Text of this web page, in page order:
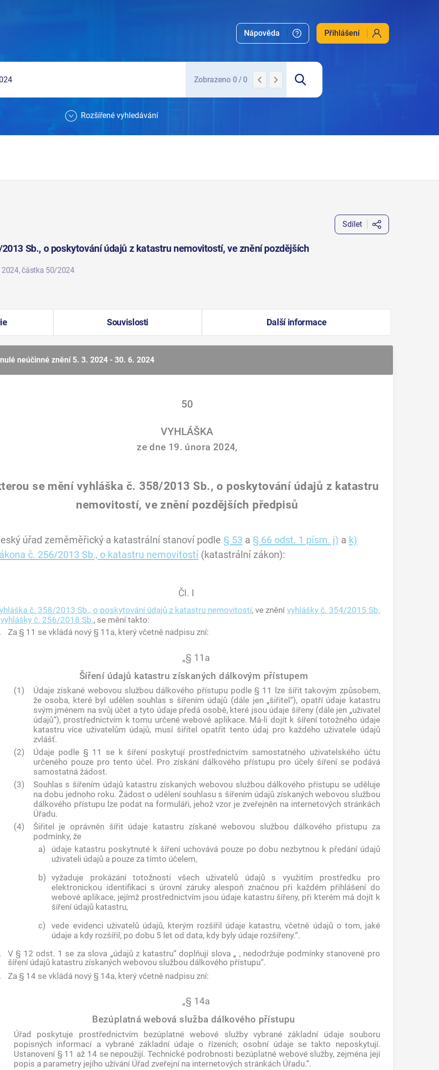
Nápověda Přihlášení
Zobrazeno 0 / 0
Rozšířené vyhledávání
Sb., o poskytování údajů z katastru nemovitostí, ve znění pozdějších
2024, částka 50/2024
Sdílet
Souvislosti Další informace
neúčinné znění5. 3. 2024 - 30. 6. 2024
50
VYHLÁŠKA
ze dne 19. února 2024,
se mění vyhláška č. 358/2013 Sb., o poskytování údajů z katastru
nemovitostí, ve znění pozdějších předpisů
úřad zeměměřický a katastrální stanoví podle § 53 a § 66 odst. 1 písm. j) a k)
č. 256/2013 Sb., o katastru nemovitostí (katastrální zákon):
Čl. I
č. 358/2013 Sb., o poskytování údajů z katastru nemovitostí, ve znění vyhlášky č. 354/2015 Sb.
vyhlášky č. 256/2018 Sb., se mění takto:
Za § 11 se vkládá nový § 11a, který včetně nadpisu zní:
„§ 11a
Šíření údajů katastru získaných dálkovým přístupem
(1)
Údaje získané webovou službou dálkového přístupu podle § 11 lze šířit takovým způsobem,
že osoba, které byl udělen souhlas s šířením údajů (dále jen „šiřitel“), opatří údaje katastru
svým jménem na svůj účet a tyto údaje předá osobě, které jsou údaje šířeny (dále jen „uživatel
údajů“), prostřednictvím k tomu určené webové aplikace. Má-li dojít k šíření totožného údaje
katastru více uživatelům údajů, musí šiřitel opatřit tento údaj pro každého uživatele údajů
zvlášť.
(2)
Údaje podle § 11 se k šíření poskytují prostřednictvím samostatného uživatelského účtu
určeného pouze pro tento účel. Pro získání dálkového přístupu pro účely šíření se podává
samostatná žádost.
(3)
Souhlas s šířením údajů katastru získaných webovou službou dálkového přístupu se uděluje
na dobu jednoho roku. Žádost o udělení souhlasu s šířením údajů získaných webovou službou
dálkového přístupu lze podat na formuláři, jehož vzor je zveřejněn na internetových stránkách
Úřadu.
(4)
Šiřitel je oprávněn šířit údaje katastru získané webovou službou dálkového přístupu za
podmínky, že
a)
údaje katastru poskytnuté k šíření uchovává pouze po dobu nezbytnou k předání údajů
uživateli údajů a pouze za tímto účelem,
b)
vyžaduje prokázání totožnosti všech uživatelů údajů s využitím prostředku pro
elektronickou identifikaci s úrovní záruky alespoň značnou při každém přihlášení do
webové aplikace, jejímž prostřednictvím jsou údaje katastru šířeny, při kterém má dojít k
šíření údajů katastru,
c)
vede evidenci uživatelů údajů, kterým rozšířil údaje katastru, včetně údajů o tom, jaké
údaje a kdy rozšířil, po dobu 5 let od data, kdy byly údaje rozšířeny.“.
V § 12 odst. 1 se za slova „údajů z katastru“ doplňují slova „ , nedodržuje podmínky stanovené pro
šíření údajů katastru získaných webovou službou dálkového přístupu“.
Za § 14 se vkládá nový § 14a, který včetně nadpisu zní:
„§ 14a
Bezúplatná webová služba dálkového přístupu
Úřad poskytuje prostřednictvím bezúplatné webové služby vybrané základní údaje souboru
popisných informací a vybrané základní údaje o řízeních; osobní údaje se takto neposkytují.
Ustanovení § 11 až 14 se nepoužijí. Technické podrobnosti bezúplatné webové služby, zejména její
popis a parametry jejího užívání Úřad zveřejní na internetových stránkách Úřadu.“.